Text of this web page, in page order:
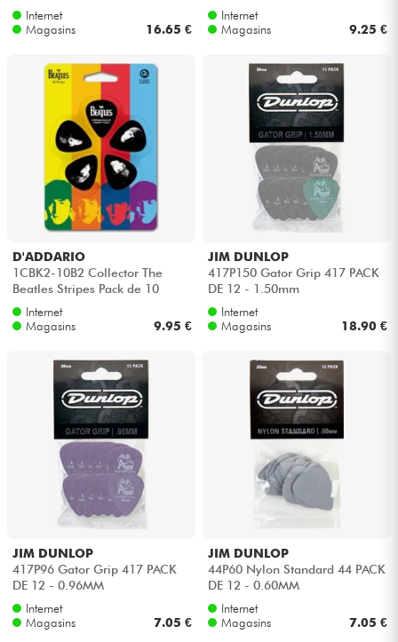
0.73MM
Internet
Magasins
16.65 €
Internet
Magasins
9.25 €
D'ADDARIO
1CBK2-10B2 Collector The
Beatles Stripes Pack de 10
Internet
Magasins
9.95 €
JIM DUNLOP
417P150 Gator Grip 417 PACK
DE 12 - 1.50mm
Internet
Magasins
18.90 €
JIM DUNLOP
417P96 Gator Grip 417 PACK
DE 12 - 0.96MM
Internet
Magasins
7.05 €
JIM DUNLOP
44P60 Nylon Standard 44 PACK
DE 12 - 0.60MM
Internet
Magasins
7.05 €